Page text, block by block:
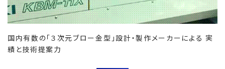
国内有数の「３次元ブロー金型」設計・製作メーカーによる 実
績と技術提案力